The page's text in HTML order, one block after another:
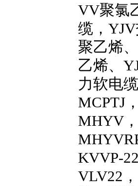
VV聚氯
缆， YJV
聚乙烯、
乙烯、
力软电
MCPTJ
MHYV
KVVP-
VLV22 ，